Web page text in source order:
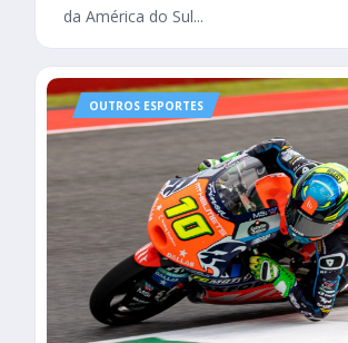
da América do Sul...
OUTROS ESPORTES